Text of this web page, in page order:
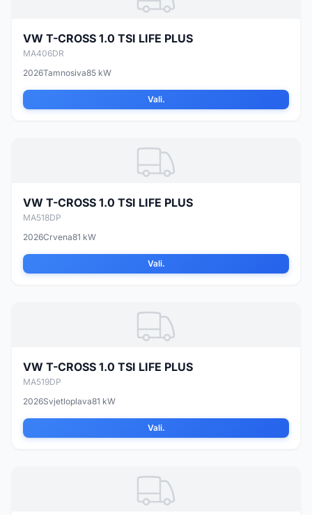
VW T-CROSS 1.0 TSI LIFE PLUS
MA406DR
2026Tamnosiva85 kW
Vali.
VW T-CROSS 1.0 TSI LIFE PLUS
MA518DP
2026Crvena81 kW
Vali.
VW T-CROSS 1.0 TSI LIFE PLUS
MA519DP
2026Svjetloplava81 kW
Vali.